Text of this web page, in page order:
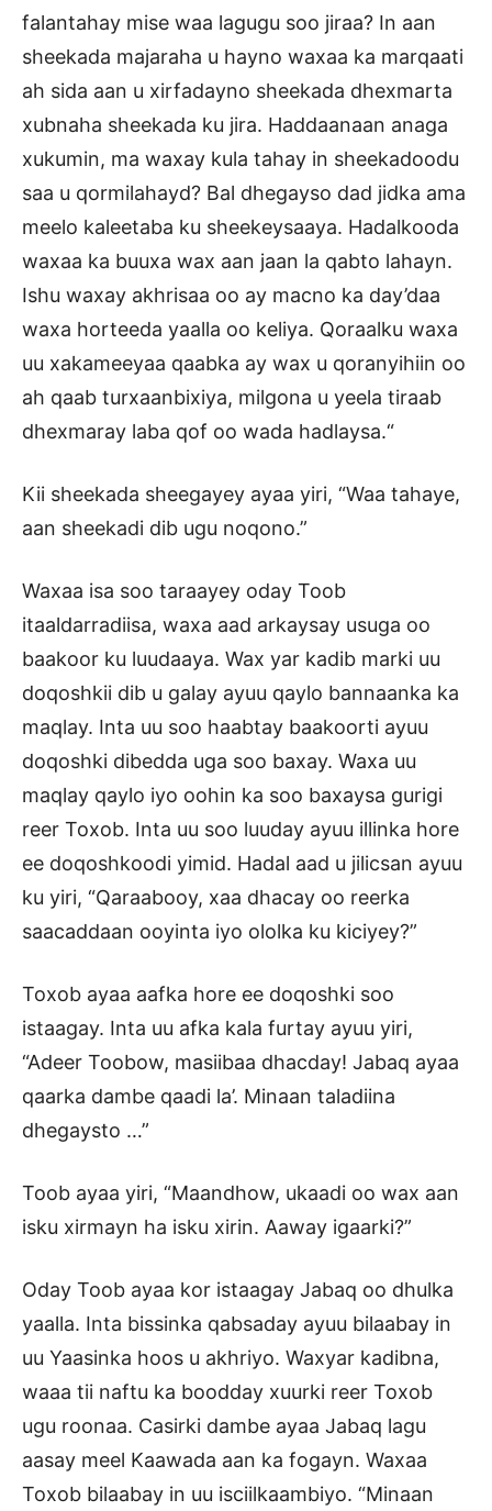
falantahay mise waa lagugu soo jiraa? In aan
sheekada majaraha u hayno waxaa ka marqaati
ah sida aan u xirfadayno sheekada dhexmarta
xubnaha sheekada ku jira. Haddaanaan anaga
xukumin, ma waxay kula tahay in sheekadoodu
saa u qormilahayd? Bal dhegayso dad jidka ama
meelo kaleetaba ku sheekeysaaya. Hadalkooda
waxaa ka buuxa wax aan jaan la qabto lahayn.
Ishu waxay akhrisaa oo ay macno ka day’daa
waxa horteeda yaalla oo keliya. Qoraalku waxa
uu xakameeyaa qaabka ay wax u qoranyihiin oo
ah qaab turxaanbixiya, milgona u yeela tiraab
dhexmaray laba qof oo wada hadlaysa.“
Kii sheekada sheegayey ayaa yiri, “Waa tahaye,
aan sheekadi dib ugu noqono.”
Waxaa isa soo taraayey oday Toob
itaaldarradiisa, waxa aad arkaysay usuga oo
baakoor ku luudaaya. Wax yar kadib marki uu
doqoshkii dib u galay ayuu qaylo bannaanka ka
maqlay. Inta uu soo haabtay baakoorti ayuu
doqoshki dibedda uga soo baxay. Waxa uu
maqlay qaylo iyo oohin ka soo baxaysa gurigi
reer Toxob. Inta uu soo luuday ayuu illinka hore
ee doqoshkoodi yimid. Hadal aad u jilicsan ayuu
ku yiri, “Qaraabooy, xaa dhacay oo reerka
saacaddaan ooyinta iyo ololka ku kiciyey?”
Toxob ayaa aafka hore ee doqoshki soo
istaagay. Inta uu afka kala furtay ayuu yiri,
“Adeer Toobow, masiibaa dhacday! Jabaq ayaa
qaarka dambe qaadi la’. Minaan taladiina
dhegaysto …”
Toob ayaa yiri, “Maandhow, ukaadi oo wax aan
isku xirmayn ha isku xirin. Aaway igaarki?”
Oday Toob ayaa kor istaagay Jabaq oo dhulka
yaalla. Inta bissinka qabsaday ayuu bilaabay in
uu Yaasinka hoos u akhriyo. Waxyar kadibna,
waaa tii naftu ka boodday xuurki reer Toxob
ugu roonaa. Casirki dambe ayaa Jabaq lagu
aasay meel Kaawada aan ka fogayn. Waxaa
Toxob bilaabay in uu isciilkaambiyo. “Minaan